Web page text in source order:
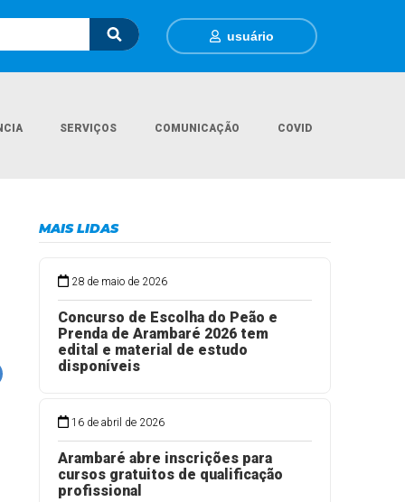
usuário
SERVIÇOS COMUNICAÇÃO COVID
MAIS LIDAS
28 de maio de 2026
Concurso de Escolha do Peão e
Prenda de Arambaré 2026 tem
edital e material de estudo
disponíveis
16 de abril de 2026
Arambaré abre inscrições para
cursos gratuitos de qualificação
profissional